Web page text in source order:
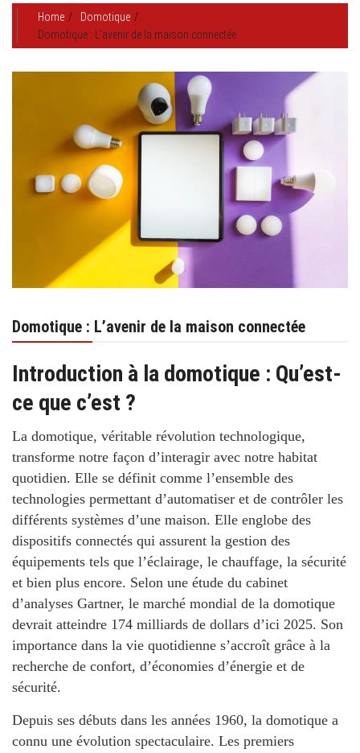
Home
Domotique
Domotique : L’avenir de la maison connectée
Domotique : L’avenir de la maison connectée
Introduction à la domotique : Qu’est-
ce que c’est ?
La domotique, véritable révolution technologique,
transforme notre façon d’interagir avec notre habitat
quotidien. Elle se définit comme l’ensemble des
technologies permettant d’automatiser et de contrôler les
différents systèmes d’une maison. Elle englobe des
dispositifs connectés qui assurent la gestion des
équipements tels que l’éclairage, le chauffage, la sécurité
et bien plus encore. Selon une étude du cabinet
d’analyses Gartner, le marché mondial de la domotique
devrait atteindre 174 milliards de dollars d’ici 2025. Son
importance dans la vie quotidienne s’accroît grâce à la
recherche de confort, d’économies d’énergie et de
sécurité.
Depuis ses débuts dans les années 1960, la domotique a
connu une évolution spectaculaire. Les premiers